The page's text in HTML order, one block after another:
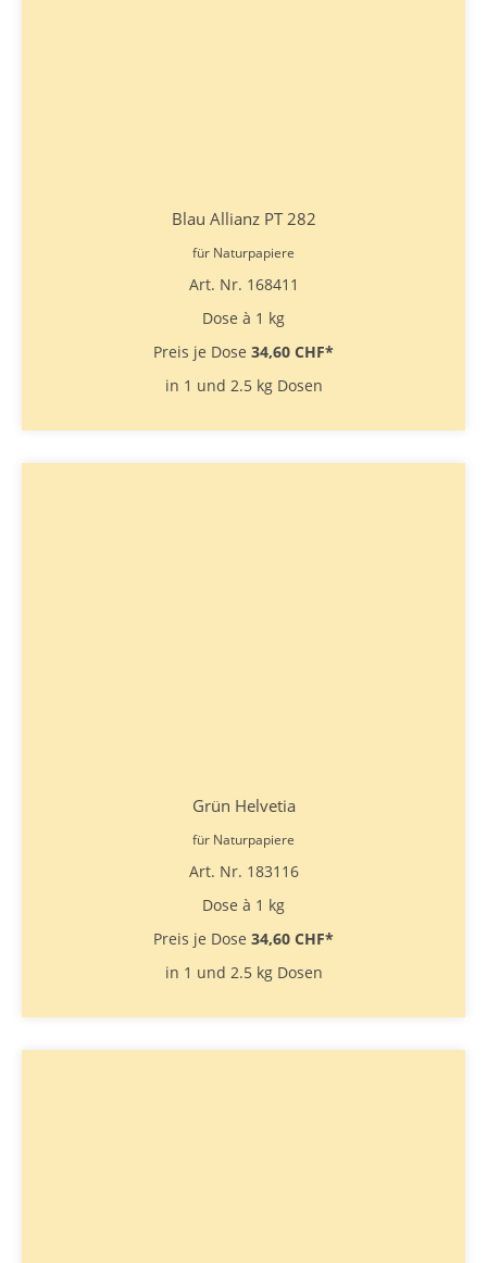
Blau Allianz PT 282
für Naturpapiere
Art. Nr. 168411
Dose à 1 kg
Preis je Dose 34,60 CHF*
in 1 und 2.5 kg Dosen
Grün Helvetia
für Naturpapiere
Art. Nr. 183116
Dose à 1 kg
Preis je Dose 34,60 CHF*
in 1 und 2.5 kg Dosen